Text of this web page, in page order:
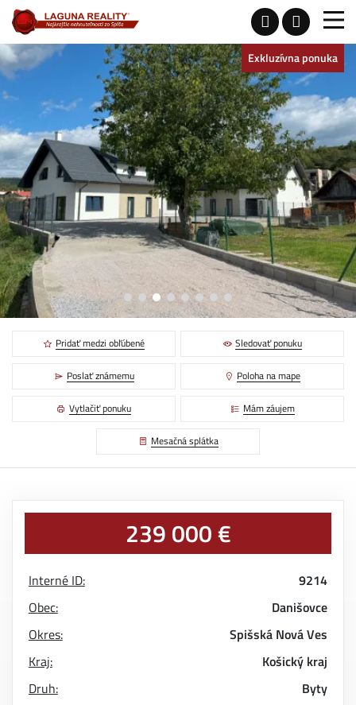
Exkluzívna ponuka
Pridať medzi obľúbené Sledovať ponuku
Poslať známemu Poloha na mape
Vytlačiť ponuku Mám záujem
Mesačná splátka
239 000 €
Interné ID:
9214
Obec:
Danišovce
Okres:
Spišská Nová Ves
Kraj:
Košický kraj
Druh:
Byty